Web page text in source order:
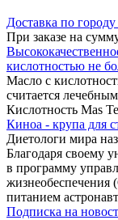
Доставка по
При заказе на
кислотностью не
Масло с
считается
Кислотность Mas
Киноа - крупа для
Диетологи мира
Благодаря своему
в программу
жизнеобеспечения
питанием
Подписка на